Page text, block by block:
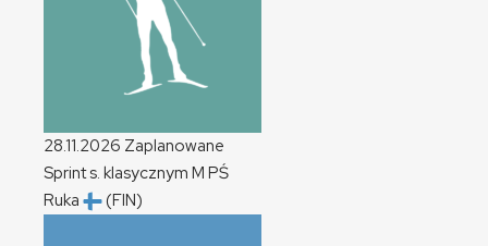
28.11.2026 Zaplanowane
Sprint s. klasycznym M PŚ
Ruka
(FIN)